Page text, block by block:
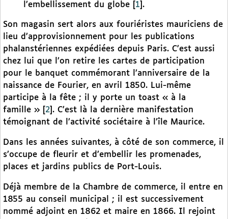
l’embellissement du globe
1 .
Son magasin sert alors aux fouriéristes mauriciens de
lieu d’approvisionnement pour les publications
phalanstériennes expédiées depuis Paris. C’est aussi
chez lui que l’on retire les cartes de participation
pour le banquet commémorant l’anniversaire de la
naissance de Fourier, en avril 1850. Lui-même
participe à la fête ; il y porte un toast « à la
famille »
2 . C’est là la dernière manifestation
témoignant de l’activité sociétaire à l’île Maurice.
Dans les années suivantes, à côté de son commerce, il
s’occupe de fleurir et d’embellir les promenades,
places et jardins publics de Port-Louis.
Déjà membre de la Chambre de commerce, il entre en
1855 au conseil municipal ; il est successivement
nommé adjoint en 1862 et maire en 1866. Il rejoint